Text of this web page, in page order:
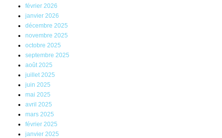
février 2026
janvier 2026
décembre 2025
novembre 2025
octobre 2025
septembre 2025
août 2025
juillet 2025
juin 2025
mai 2025
avril 2025
mars 2025
février 2025
janvier 2025